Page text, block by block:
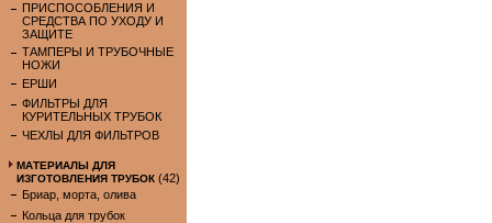
ПРИСПОСОБЛЕНИЯ И
СРЕДСТВА ПО УХОДУ И
ЗАЩИТЕ
ТАМПЕРЫ И ТРУБОЧНЫЕ
НОЖИ
ЕРШИ
ФИЛЬТРЫ ДЛЯ
КУРИТЕЛЬНЫХ ТРУБОК
ЧЕХЛЫ ДЛЯ ФИЛЬТРОВ
МАТЕРИАЛЫ ДЛЯ
ИЗГОТОВЛЕНИЯ ТРУБОК (42)
Бриар, морта, олива
Кольца для трубок